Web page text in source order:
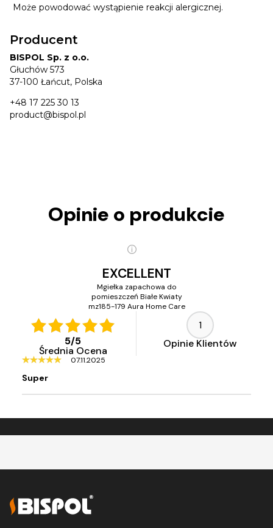
Może powodować wystąpienie reakcji alergicznej.
Producent
BISPOL Sp. z o.o.
Głuchów 573
37-100 Łańcut, Polska
+48 17 225 30 13
product@bispol.pl
Opinie o produkcie
EXCELLENT
Mgiełka zapachowa do
pomieszczeń Białe Kwiaty
mz185-179 Aura Home Care
5/5
Średnia Ocena
1
Opinie Klientów
07.11.2025
Super